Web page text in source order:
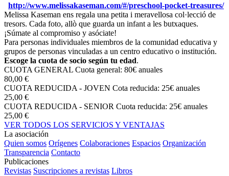
http://www.melissakaseman.com/#/preschool-pocket-treasures/
Melissa Kaseman ens regala una petita i meravellosa col·lecció de
tresors. Cada foto, allò que guarda un infant a les butxaques.
¡Súmate al compromiso y asóciate!
Para personas individuales miembros de la comunidad educativa y
grupos de personas vinculadas a un centro educativo o institución.
Escoge la cuota de socio según tu edad.
CUOTA GENERAL Cuota general: 80€ anuales
80,00 €
CUOTA REDUCIDA - JOVEN Cota reducida: 25€ anuales
25,00 €
CUOTA REDUCIDA - SENIOR Cuota reducida: 25€ anuales
25,00 €
VER TODOS LOS SERVICIOS Y VENTAJAS
La asociación
Quien somos Orígenes Colaboraciones Espacios Organización
Transparencia Contacto
Publicaciones
Revistas Suscripciones a revistas Libros